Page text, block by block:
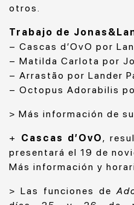
otros.
Trabajo de
– Cascas d’OvO por
– Matilda Carlota por
– Arrastão por Lander
– Octopus Adorabilis
> Más información de
+ Cascas d’OvO,
presentará el 19 de
Más información y
> Las funciones de